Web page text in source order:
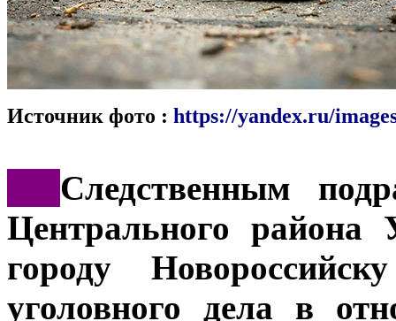
Источник фото : https://yandex.ru/
Следственным
Центрального
городу
уголовного дела в